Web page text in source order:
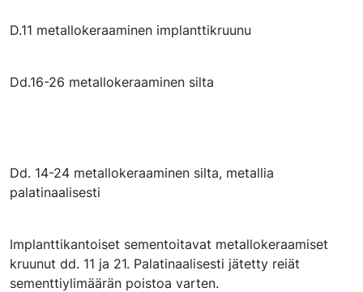
D.11 metallokeraaminen implanttikruunu
Dd.16-26 metallokeraaminen silta
Dd. 14-24 metallokeraaminen silta, metallia
palatinaalisesti
Implanttikantoiset sementoitavat metallokeraamiset
kruunut dd. 11 ja 21. Palatinaalisesti jätetty reiät
sementtiylimäärän poistoa varten.